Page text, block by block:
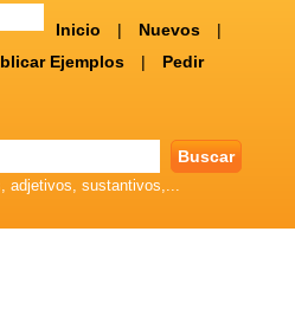
Inicio | Nuevos
|
Ejemplos |
Pedir
adjetivos, sustantivos,...